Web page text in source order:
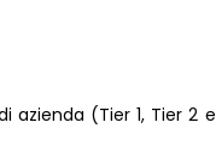
azienda (Tier 1, Tier 2 e